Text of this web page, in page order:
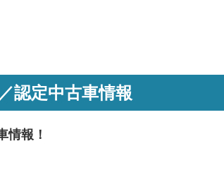
認定中古車情報
報！